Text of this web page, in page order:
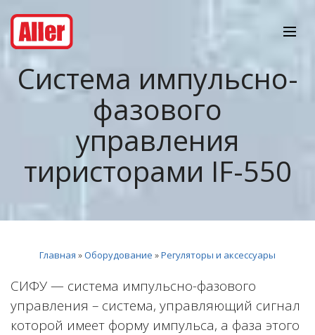
Система импульсно-
фазового
управления
тиристорами IF-550
Главная »Оборудование »Регуляторы и аксессуары
СИФУ— система импульсно-фазового
управления – система, управляющий сигнал
которой имеет форму импульса, а фаза этого